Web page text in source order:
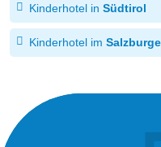
Kinderhotel in Südtirol
Kinderhotel im